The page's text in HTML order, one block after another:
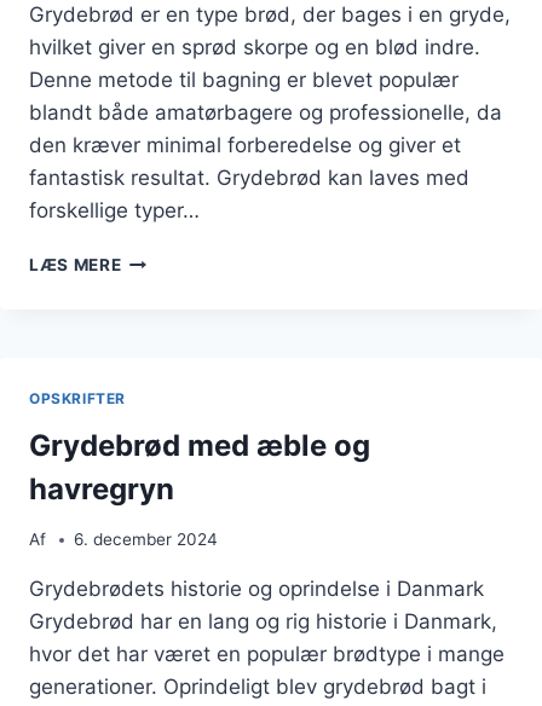
Grydebrød er en type brød, der bages i en gryde,
hvilket giver en sprød skorpe og en blød indre.
Denne metode til bagning er blevet populær
blandt både amatørbagere og professionelle, da
den kræver minimal forberedelse og giver et
fantastisk resultat. Grydebrød kan laves med
forskellige typer…
LÆS MEREGRYDEBRØD
OPSKRIFTER
Grydebrød med æble og
havregryn
Af 6. december 2024
Grydebrødets historie og oprindelse i Danmark
Grydebrød har en lang og rig historie i Danmark,
hvor det har været en populær brødtype i mange
generationer. Oprindeligt blev grydebrød bagt i